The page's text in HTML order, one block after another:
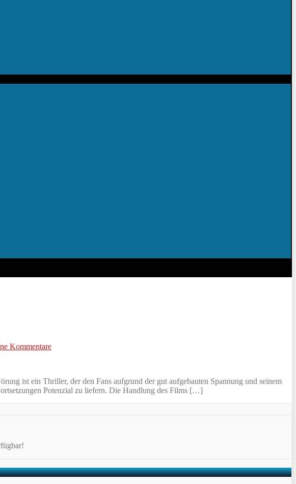
Kommentare
ist ein Thriller, der den Fans aufgrund der gut aufgebauten Spannung und seinem
Potenzial zu liefern. Die Handlung des Films […]